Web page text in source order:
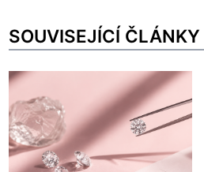
SOUVISEJÍCÍ ČLÁNKY